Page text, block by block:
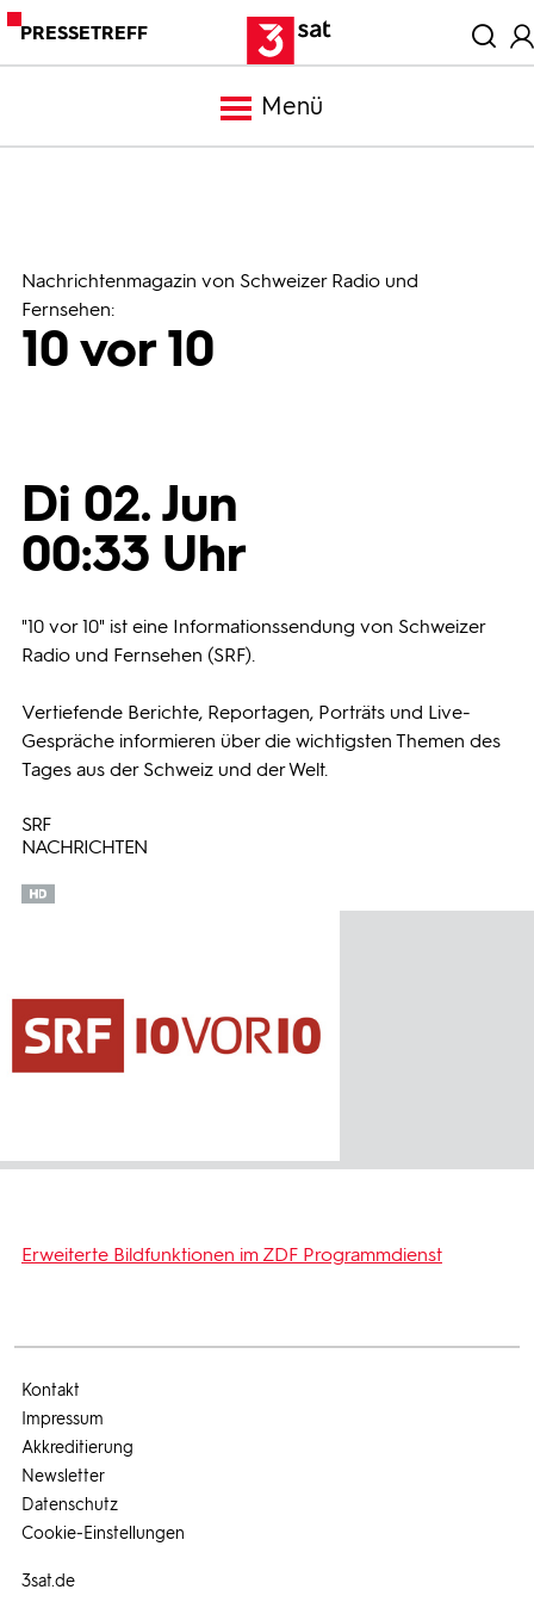
PRESSETREFF
Menü
Mediathek
Programmwochen
3sat
Nachrichtenmagazin von Schweizer Radio und
Fernsehen:
10 vor 10
Di 02. Jun
00:33 Uhr
"10 vor 10" ist eine Informationssendung von Schweizer
Radio und Fernsehen (SRF).
Vertiefende Berichte, Reportagen, Porträts und Live-
Gespräche informieren über die wichtigsten Themen des
Tages aus der Schweiz und der Welt.
SRF
NACHRICHTEN
Erweiterte Bildfunktionen im ZDF Programmdienst
3sat.de
Kontakt
Impressum
Akkreditierung
Newsletter
Datenschutz
Cookie-Einstellungen